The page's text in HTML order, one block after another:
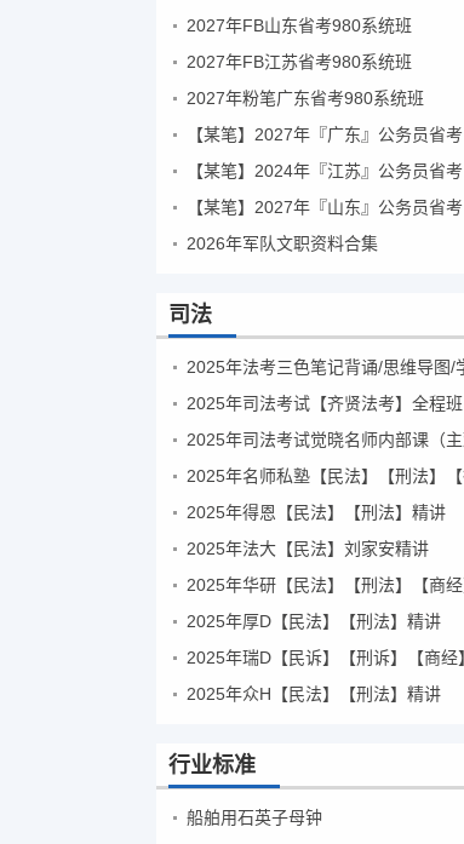
2027年FB山东省考980系统班
2027年FB江苏省考980系统班
2027年粉笔广东省考980系统班
【某笔】2027年『广东』公务员省考
【某笔】2024年『江苏』公务员省考
【某笔】2027年『山东』公务员省考
2026年军队文职资料合集
司法
2025年司法考试【齐贤法考】全程班
2025年得恩【民法】【刑法】精讲
2025年法大【民法】刘家安精讲
2025年厚D【民法】【刑法】精讲
2025年众H【民法】【刑法】精讲
行业标准
船舶用石英子母钟